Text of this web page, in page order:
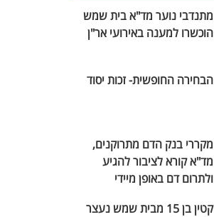
מתנדבי נוער מד"א בית שמש
הוכשרו למענה באירועי אר"ן
הבחירה החופשית- זכות יסוד
מקררי בנק הדם מתרוקנים,
מד"א קורא לציבור להגיע
ולתרום דם באופן מיידי
קטין בן 15 מבית שמש נעצר